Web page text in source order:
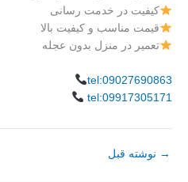
کیفیت در خدمت رسانی
قیمت مناسب و کیفیت بالا
تعمیر در منزل بدون عجله
tel:09027690863
tel:09917305171
→ نوشته قبل